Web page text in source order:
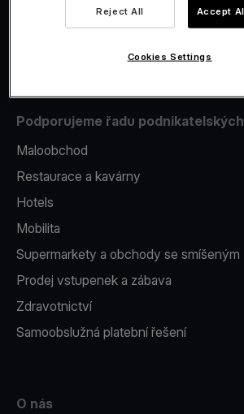
Platební terminál v telefonu
Podporujeme řadu
Maloobchod
Restaurace a kavárny
Hotels
Mobilita
Supermarkety a obchody se smíšeným
Prodej vstupenek a zábava
Zdravotnictví
Samoobslužná platební řešení
O nás
Reject All Accept
Cookies Settings